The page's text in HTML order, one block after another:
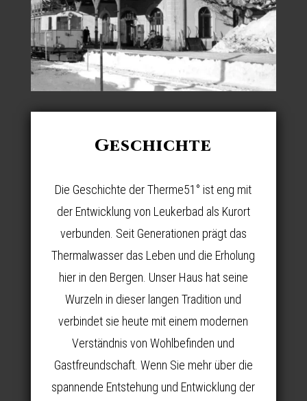
Geschichte
Die Geschichte der Therme51° ist eng mit
der Entwicklung von Leukerbad als Kurort
verbunden. Seit Generationen prägt das
Thermalwasser das Leben und die Erholung
hier in den Bergen. Unser Haus hat seine
Wurzeln in dieser langen Tradition und
verbindet sie heute mit einem modernen
Verständnis von Wohlbefinden und
Gastfreundschaft. Wenn Sie mehr über die
spannende Entstehung und Entwicklung der